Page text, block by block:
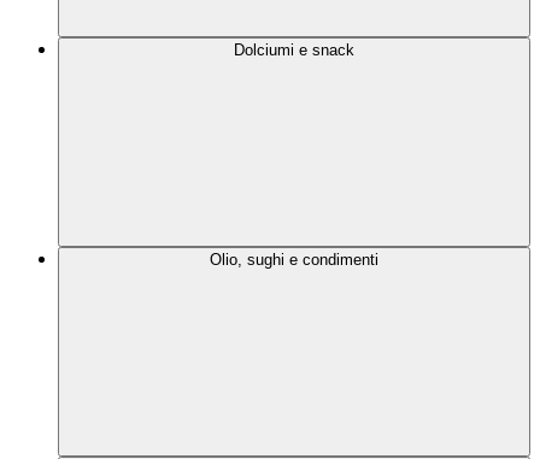
Dolciumi e snack
Olio, sughi e condimenti